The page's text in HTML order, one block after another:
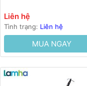
Liên hệ
Tình trạng: Liên hệ
MUA NGAY